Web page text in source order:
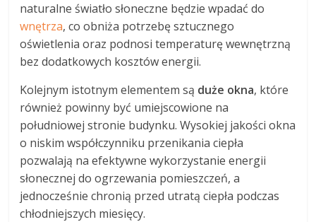
naturalne światło słoneczne będzie wpadać do
wnętrza, co obniża potrzebę sztucznego
oświetlenia oraz podnosi temperaturę wewnętrzną
bez dodatkowych kosztów energii.
Kolejnym istotnym elementem są duże okna, które
również powinny być umiejscowione na
południowej stronie budynku. Wysokiej jakości okna
o niskim współczynniku przenikania ciepła
pozwalają na efektywne wykorzystanie energii
słonecznej do ogrzewania pomieszczeń, a
jednocześnie chronią przed utratą ciepła podczas
chłodniejszych miesięcy.